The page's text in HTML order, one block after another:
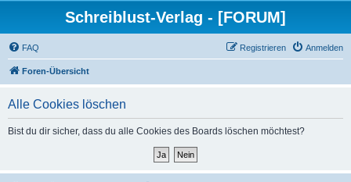
Schreiblust-Verlag - [FORUM]
FAQ Anmelden
Registrieren
Foren-Übersicht
Alle Cookies löschen
Bist du dir sicher, dass du alle Cookies des Boards löschen möchtest?